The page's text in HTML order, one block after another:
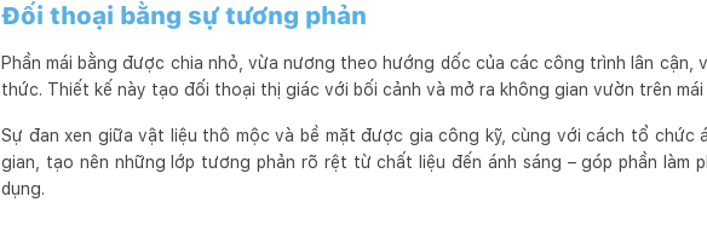
Đối thoại bằng sự tương phản
Phần mái bằng được chia nhỏ, vừa nương theo hướng dốc của các công trình lân cận,
thức. Thiết kế này tạo đối thoại thị giác với bối cảnh và mở ra không gian vườn trên
Sự đan xen giữa vật liệu thô mộc và bề mặt được gia công kỹ, cùng với cách tổ chức
gian, tạo nên những lớp tương phản rõ rệt từ chất liệu đến ánh sáng – góp phần làm
dụng.